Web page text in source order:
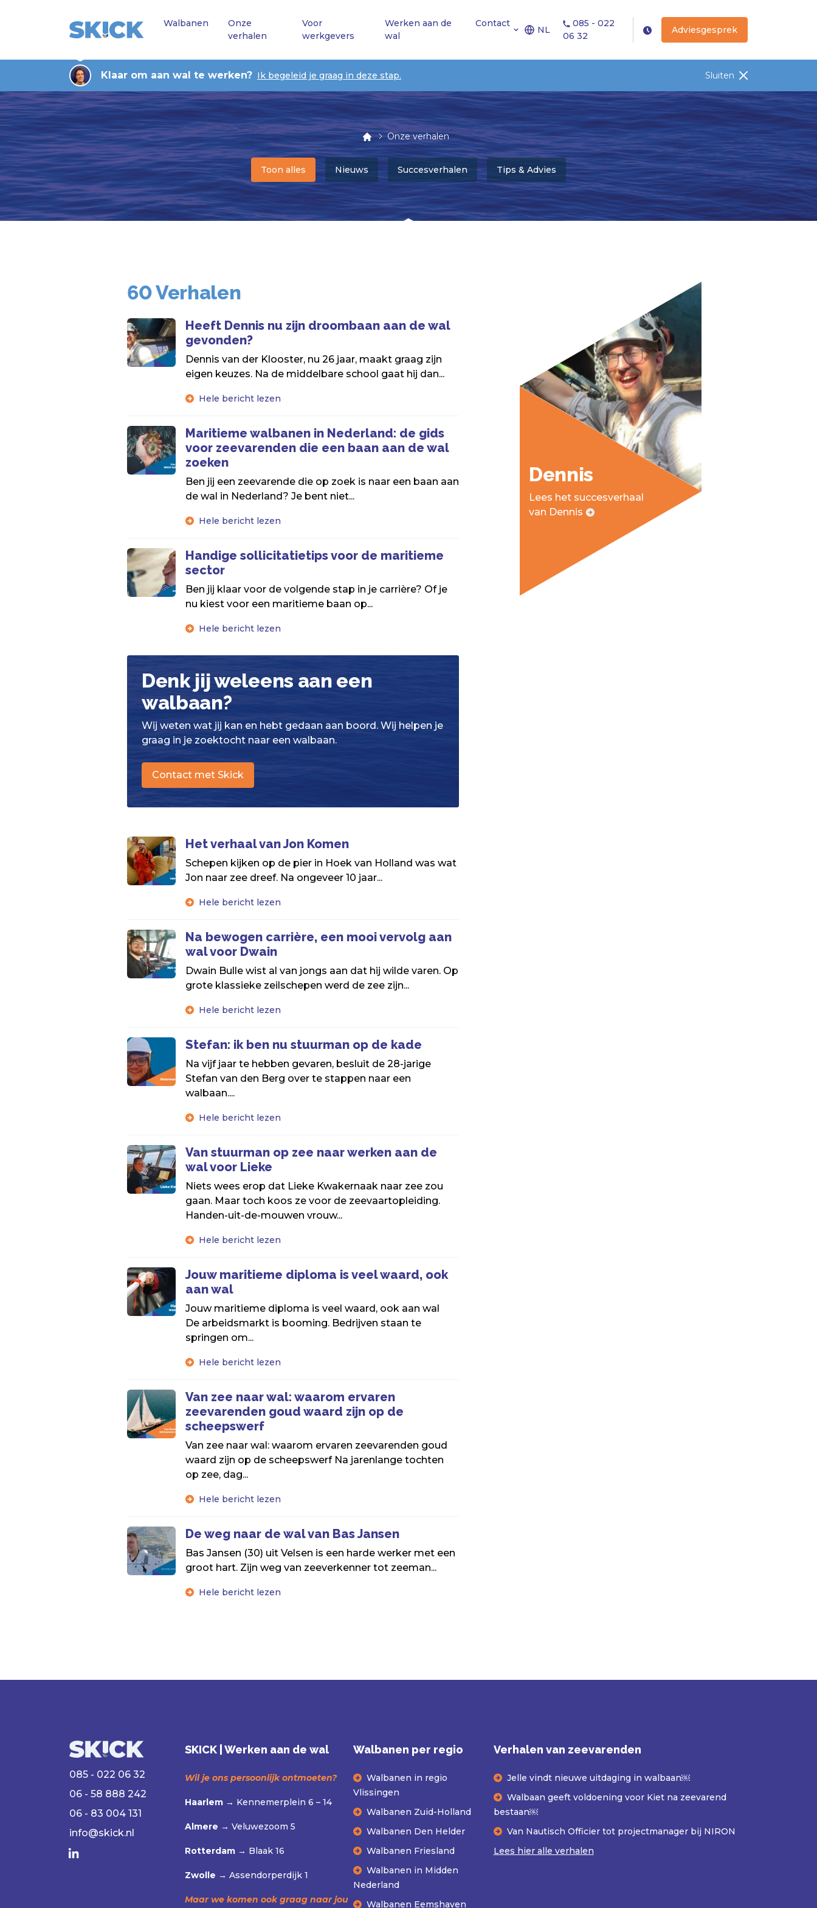
Walbanen
Onze
verhalen
Voor
werkgevers
Werken aan de
wal
Contact
NL
085 - 022
06 32
Adviesgesprek
Klaar om aan wal te werken? Ik begeleid je graag in deze stap. Sluiten
Onze verhalen
Toon alles Nieuws Succesverhalen Tips & Advies
60 Verhalen
Heeft Dennis nu zijn droombaan aan de wal
gevonden?
Dennis van der Klooster, nu 26 jaar, maakt graag zijn
eigen keuzes. Na de middelbare school gaat hij dan...
Hele bericht lezen
Maritieme walbanen in Nederland: de gids
voor zeevarenden die een baan aan de wal
zoeken
Ben jij een zeevarende die op zoek is naar een baan aan
de wal in Nederland? Je bent niet...
Hele bericht lezen
Handige sollicitatietips voor de maritieme
sector
Ben jij klaar voor de volgende stap in je carrière? Of je
nu kiest voor een maritieme baan op...
Hele bericht lezen
Denk jij weleens aan een
walbaan?
Wij weten wat jij kan en hebt gedaan aan boord. Wij helpen je
graag in je zoektocht naar een walbaan.
Contact met Skick
Het verhaal van Jon Komen
Schepen kijken op de pier in Hoek van Holland was wat
Jon naar zee dreef. Na ongeveer 10 jaar...
Hele bericht lezen
Na bewogen carrière, een mooi vervolg aan
wal voor Dwain
Dwain Bulle wist al van jongs aan dat hij wilde varen. Op
grote klassieke zeilschepen werd de zee zijn...
Hele bericht lezen
Stefan: ik ben nu stuurman op de kade
Na vijf jaar te hebben gevaren, besluit de 28-jarige
Stefan van den Berg over te stappen naar een
walbaan....
Hele bericht lezen
Van stuurman op zee naar werken aan de
wal voor Lieke
Niets wees erop dat Lieke Kwakernaak naar zee zou
gaan. Maar toch koos ze voor de zeevaartopleiding.
Handen-uit-de-mouwen vrouw...
Hele bericht lezen
Jouw maritieme diploma is veel waard, ook
aan wal
Jouw maritieme diploma is veel waard, ook aan wal
De arbeidsmarkt is booming. Bedrijven staan te
springen om...
Hele bericht lezen
Van zee naar wal: waarom ervaren
zeevarenden goud waard zijn op de
scheepswerf
Van zee naar wal: waarom ervaren zeevarenden goud
waard zijn op de scheepswerf Na jarenlange tochten
op zee, dag...
Hele bericht lezen
De weg naar de wal van Bas Jansen
Bas Jansen (30) uit Velsen is een harde werker met een
groot hart. Zijn weg van zeeverkenner tot zeeman...
Hele bericht lezen
Dennis
Lees het succesverhaal
van Dennis
085 - 022 06 32
06 - 58 888 242
06 - 83 004 131
info@skick.nl
SKICK | Werken aan de wal
Wil je ons persoonlijk ontmoeten?
Haarlem → Kennemerplein 6 – 14
Almere → Veluwezoom 5
Rotterdam → Blaak 16
Zwolle → Assendorperdijk 1
Maar we komen ook graag naar jou
Walbanen per regio
Walbanen in regio
Vlissingen
Walbanen Zuid-Holland
Walbanen Den Helder
Walbanen Friesland
Walbanen in Midden
Nederland
Walbanen Eemshaven
Verhalen van zeevarenden
Jelle vindt nieuwe uitdaging in walbaan￼
Walbaan geeft voldoening voor Kiet na zeevarend
bestaan￼
Van Nautisch Officier tot projectmanager bij NIRON
Lees hier alle verhalen